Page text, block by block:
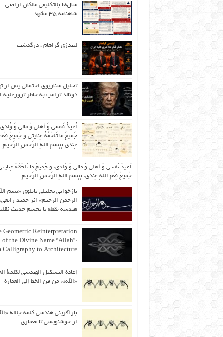
سال‌ها بلاتکلیفی مالکان اراضی
شاهنامه ۳۵ مشهد
لیندزی گراهام ، درگذشت
تحلیل سناریوی احتمالی پس از
دونالد ترامپ به خاطر ترورعلیه
اُعیذُ نَفسی وَ أهلی وَ مالی وَ
جَمیعَ ما تَلحَقُهُ عِنایتی و جَمیعَ نِعَمِ
عِندی بِبِسمِ اللّهِ الرَّحمنِ الرَّحیمِ
اُعیذُ نَفسی وَ أهلی وَ مالی وَ وُلدی، و جَمیعَ ما تَلحَقُهُ
جَمیعَ نِعَمِ اللّهِ عِندی، بِبِسمِ اللّهِ الرَّحمنِ الرَّحیمِ.
بازخوانی تحلیلی تابلوی «بسم
الرحمن الرحیم» اثر حمید رابعی؛
هندسه نقطه تا تجسم حدیث
Geometric Reinterpretation
of the Divine Name “Allah”:
Calligraphy to Architecture
إعادة التشكيل الهندسي لكلمة
«الله»؛ من فن الخط إلى العمارة
بازآفرینی هندسی کلمه جلاله
از خوشنویسی تا معماری